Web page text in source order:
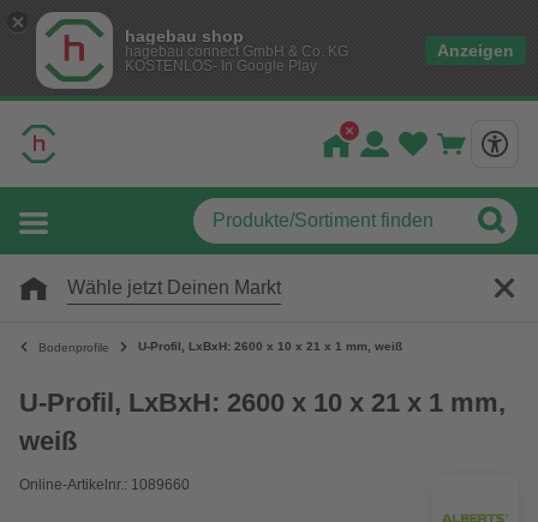
hagebau shop
hagebau connect GmbH & Co. KG
KOSTENLOS- In Google Play
Anzeigen
Wähle jetzt Deinen Markt
Bodenprofile U-Profil, LxBxH: 2600 x 10 x 21 x 1 mm, weiß
U-Profil, LxBxH: 2600 x 10 x 21 x 1 mm,
weiß
Online-Artikelnr.: 1089660